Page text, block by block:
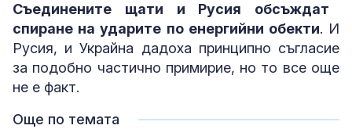
Съединените щати и Русия обсъждат
спиране на ударите по енергийни обекти. И
Русия, и Украйна дадоха принципно съгласие
за подобно частично примирие, но то все още
не е факт.
Още по темата